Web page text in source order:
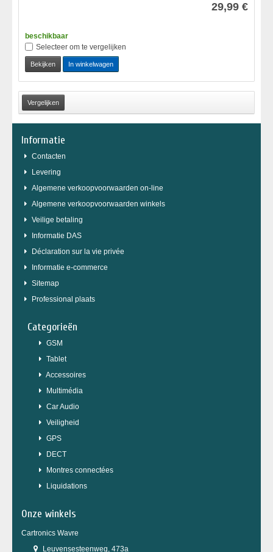
29,99 €
beschikbaar
Selecteer om te vergelijken
Bekijken In winkelwagen
Informatie
Contacten
Levering
Algemene verkoopvoorwaarden on-line
Algemene verkoopvoorwaarden winkels
Veilige betaling
Informatie DAS
Déclaration sur la vie privée
Informatie e-commerce
Sitemap
Professional plaats
Categorieën
GSM
Tablet
Accessoires
Multimédia
Car Audio
Veiligheid
GPS
DECT
Montres connectées
Liquidations
Onze winkels
Cartronics Wavre
Leuvensesteenweg, 473a